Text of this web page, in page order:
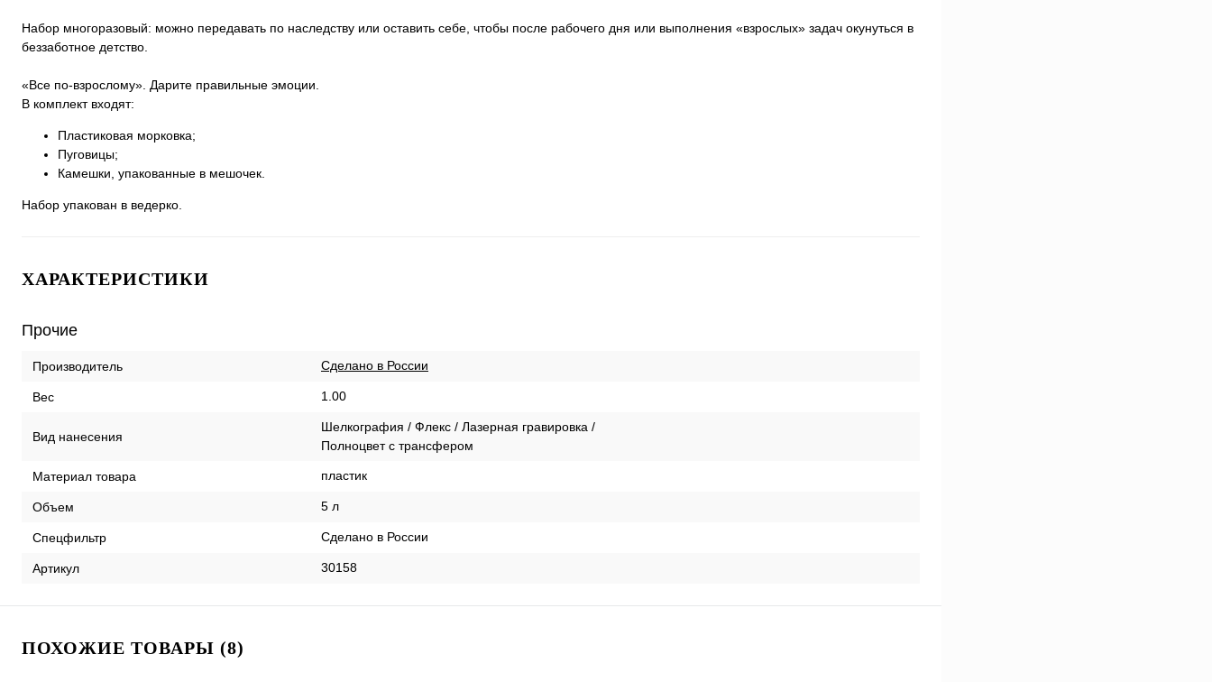
Набор многоразовый: можно передавать по наследству или оставить себе, чтобы после рабочего дня или выполнения «взрослых» задач окунуться в
беззаботное детство.
«Все по-взрослому». Дарите правильные эмоции.
В комплект входят:
Пластиковая морковка;
Пуговицы;
Камешки, упакованные в мешочек.
Набор упакован в ведерко.
ХАРАКТЕРИСТИКИ
Прочие
Производитель Сделано в России
Вес 1.00
Вид нанесения
Шелкография / Флекс / Лазерная гравировка /
Полноцвет с трансфером
Материал товара пластик
Объем 5 л
Спецфильтр Сделано в России
Артикул 30158
ПОХОЖИЕ ТОВАРЫ (8)